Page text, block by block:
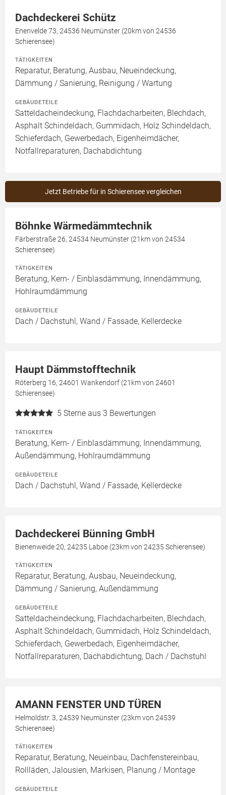
Dachdeckerei Schütz
Enenvelde 73, 24536 Neumünster (20km von 24536
Schierensee)
TÄTIGKEITEN
Reparatur, Beratung, Ausbau, Neueindeckung,
Dämmung / Sanierung, Reinigung / Wartung
GEBÄUDETEILE
Satteldacheindeckung, Flachdacharbeiten, Blechdach,
Asphalt Schindeldach, Gummidach, Holz Schindeldach,
Schieferdach, Gewerbedach, Eigenheimdächer,
Notfallreparaturen, Dachabdichtung
Jetzt Betriebe für in Schierensee vergleichen
Böhnke Wärmedämmtechnik
Färberstraße 26, 24534 Neumünster (21km von 24534
Schierensee)
TÄTIGKEITEN
Beratung, Kern- / Einblasdämmung, Innendämmung,
Hohlraumdämmung
GEBÄUDETEILE
Dach / Dachstuhl, Wand / Fassade, Kellerdecke
Haupt Dämmstofftechnik
Röterberg 16, 24601 Wankendorf (21km von 24601
Schierensee)
5 Sterne aus 3 Bewertungen
TÄTIGKEITEN
Beratung, Kern- / Einblasdämmung, Innendämmung,
Außendämmung, Hohlraumdämmung
GEBÄUDETEILE
Dach / Dachstuhl, Wand / Fassade, Kellerdecke
Dachdeckerei Bünning GmbH
Bienenweide 20, 24235 Laboe (23km von 24235 Schierensee)
TÄTIGKEITEN
Reparatur, Beratung, Ausbau, Neueindeckung,
Dämmung / Sanierung, Außendämmung
GEBÄUDETEILE
Satteldacheindeckung, Flachdacharbeiten, Blechdach,
Asphalt Schindeldach, Gummidach, Holz Schindeldach,
Schieferdach, Gewerbedach, Eigenheimdächer,
Notfallreparaturen, Dachabdichtung, Dach / Dachstuhl
AMANN FENSTER UND TÜREN
Helmoldstr. 3, 24539 Neumünster (23km von 24539
Schierensee)
TÄTIGKEITEN
Reparatur, Beratung, Neueinbau, Dachfenstereinbau,
Rollläden, Jalousien, Markisen, Planung / Montage
GEBÄUDETEILE